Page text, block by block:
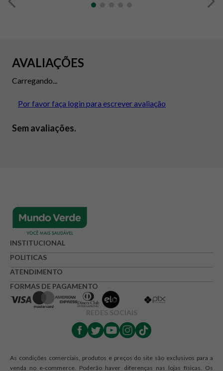
AVALIAÇÕES
Carregando...
Por favor faça login para escrever avaliação
Sem avaliações.
INSTITUCIONAL
POLITICAS
ATENDIMENTO
FORMAS DE PAGAMENTO
REDES SOCIAIS
As condições comerciais, produtos e preços do site são exclusivos para a
venda no e-commerce. Poderão haver diferenças nas lojas físicas. Os